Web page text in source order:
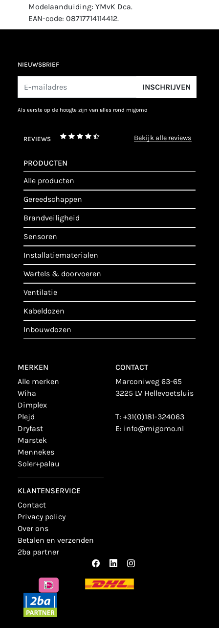
Modelaanduiding: YMvK Dca.
EAN-code: 08717714114412.
NIEUWSBRIEF
INSCHRIJVEN
als eerste op de hoogte zijn van alles rond migomo
REVIEWS bekijk alle reviews
PRODUCTEN
alle producten
gereedschappen
brandveiligheid
sensoren
installatiematerialen
wartels & doorvoeren
ventilatie
kabeldozen
inbouwdozen
MERKEN
alle merken
wiha
dimplex
plejd
dryfast
marstek
mennekes
soler+palau
KLANTENSERVICE
contact
privacy policy
over ons
betalen en verzenden
2ba partner
CONTACT
Marconiweg 63-65
3225 LV Hellevoetsluis
T: +31(0)181-324063
E: info@migomo.nl